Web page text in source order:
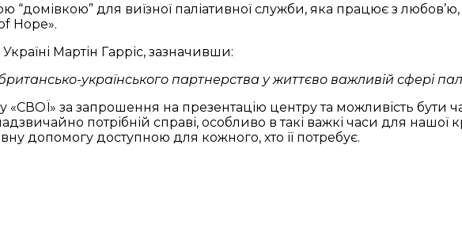
для виїзної паліативної служби, яка працює з любов’ю,
Hope».
Мартін Гарріс, зазначивши:
українського партнерства у життєво важливій сфері
за запрошення на презентацію центру та можливість бути
потрібній справі, особливо в такі важкі часи для
допомогу доступною для кожного, хто її потребує.